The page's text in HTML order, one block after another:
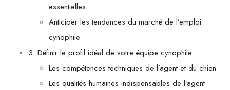
essentielles
Anticiper les tendances du marché de l’emploi
cynophile
3. Définir le profil idéal de votre équipe cynophile
Les compétences techniques de l’agent et du chien
Les qualités humaines indispensables de l’agent